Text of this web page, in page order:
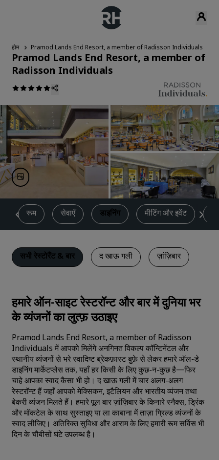
होम Pramod Lands End Resort, a member of Radisson Individuals
Pramod Lands End Resort, a member of
Radisson Individuals
रूम सेवाएँ डाइनिंग मीटिंग और इवेंट
सभी रेस्टोरैंट & बार द खाऊ गली ज़ांज़िबार
हमारे ऑन-साइट रेस्टरॉन्ट और बार में दुनिया भर
के व्यंजनों का लुत्फ़ उठाइए
Pramod Lands End Resort, a member of Radisson
Individuals में आपको मिलेंगे अनगिनत विकल्प कॉन्टिनेंटल और
स्थानीय व्यंजनों से भरे स्वादिष्ट ब्रेकफ़ास्ट बुफ़े से लेकर हमारे ऑल-डे
डाइनिंग मार्केटप्लेस तक, यहाँ हर किसी के लिए कुछ-न-कुछ है—फिर
चाहे आपका स्वाद कैसा भी हो। द खाऊ गली में चार अलग-अलग
रेस्टरॉन्ट हैं जहाँ आपको मेक्सिकन, इटैलियन और भारतीय व्यंजन तथा
बेकरी व्यंजन मिलते हैं। हमारे पूल बार ज़ांज़िबार के किनारे स्नैक्स, ड्रिंक
और मॉकटेल के साथ सुस्ताइए या ला काबाना में ताज़ा ग्रिल्ड व्यंजनों के
स्वाद लीजिए। अतिरिक्त सुविधा और आराम के लिए हमारी रूम सर्विस भी
दिन के चौबीसों घंटे उपलब्ध है।